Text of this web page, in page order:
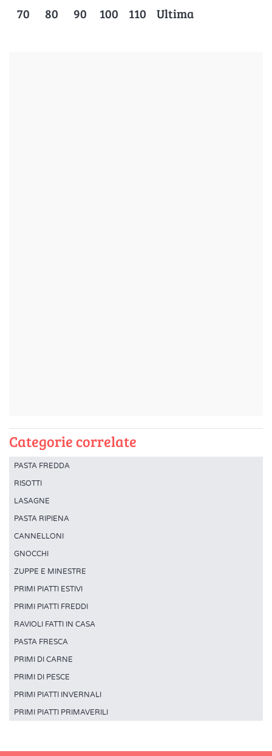
70
80 90 100 110 Ultima
Categorie correlate
PASTA FREDDA
RISOTTI
LASAGNE
PASTA RIPIENA
CANNELLONI
GNOCCHI
ZUPPE E MINESTRE
PRIMI PIATTI ESTIVI
PRIMI PIATTI FREDDI
RAVIOLI FATTI IN CASA
PASTA FRESCA
PRIMI DI CARNE
PRIMI DI PESCE
PRIMI PIATTI INVERNALI
PRIMI PIATTI PRIMAVERILI